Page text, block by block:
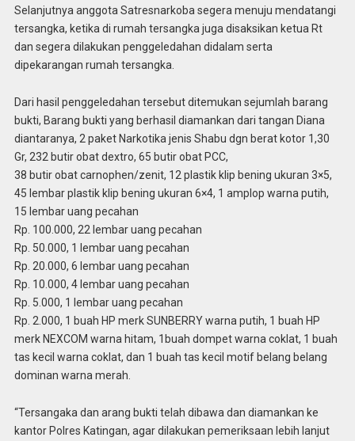
Selanjutnya anggota Satresnarkoba segera menuju mendatangi
tersangka, ketika di rumah tersangka juga disaksikan ketua Rt
dan segera dilakukan penggeledahan didalam serta
dipekarangan rumah tersangka.
Dari hasil penggeledahan tersebut ditemukan sejumlah barang
bukti, Barang bukti yang berhasil diamankan dari tangan Diana
diantaranya, 2 paket Narkotika jenis Shabu dgn berat kotor 1,30
Gr, 232 butir obat dextro, 65 butir obat PCC,
38 butir obat carnophen/zenit, 12 plastik klip bening ukuran 3×5,
45 lembar plastik klip bening ukuran 6×4, 1 amplop warna putih,
15 lembar uang pecahan
Rp. 100.000, 22 lembar uang pecahan
Rp. 50.000, 1 lembar uang pecahan
Rp. 20.000, 6 lembar uang pecahan
Rp. 10.000, 4 lembar uang pecahan
Rp. 5.000, 1 lembar uang pecahan
Rp. 2.000, 1 buah HP merk SUNBERRY warna putih, 1 buah HP
merk NEXCOM warna hitam, 1buah dompet warna coklat, 1 buah
tas kecil warna coklat, dan 1 buah tas kecil motif belang belang
dominan warna merah.
“Tersangaka dan arang bukti telah dibawa dan diamankan ke
kantor Polres Katingan, agar dilakukan pemeriksaan lebih lanjut